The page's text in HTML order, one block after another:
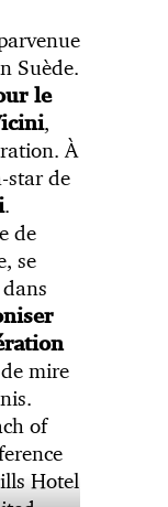
Suède.
le
,
À
star de
.
de
se
mire